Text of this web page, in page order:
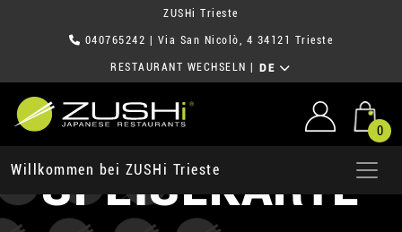
ZUSHi Trieste
040765242 | Via San Nicolò, 4 34121 Trieste
RESTAURANT WECHSELN DE
0
Willkommen bei ZUSHi Trieste
SPEISEKARTE